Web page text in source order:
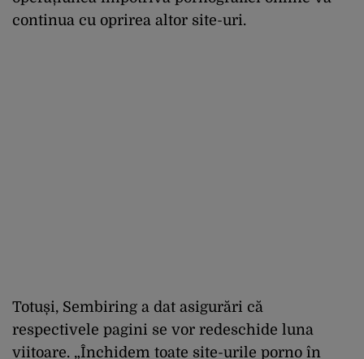
continua cu oprirea altor site-uri.
Totuși, Sembiring a dat asigurări că
respectivele pagini se vor redeschide luna
viitoare. „Închidem toate site-urile porno în